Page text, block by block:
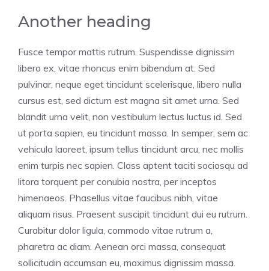
Another heading
Fusce tempor mattis rutrum. Suspendisse dignissim
libero ex, vitae rhoncus enim bibendum at. Sed
pulvinar, neque eget tincidunt scelerisque, libero nulla
cursus est, sed dictum est magna sit amet urna. Sed
blandit urna velit, non vestibulum lectus luctus id. Sed
ut porta sapien, eu tincidunt massa. In semper, sem ac
vehicula laoreet, ipsum tellus tincidunt arcu, nec mollis
enim turpis nec sapien. Class aptent taciti sociosqu ad
litora torquent per conubia nostra, per inceptos
himenaeos. Phasellus vitae faucibus nibh, vitae
aliquam risus. Praesent suscipit tincidunt dui eu rutrum.
Curabitur dolor ligula, commodo vitae rutrum a,
pharetra ac diam. Aenean orci massa, consequat
sollicitudin accumsan eu, maximus dignissim massa.